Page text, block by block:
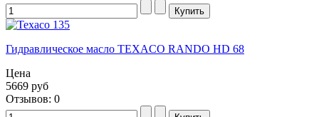
Гидравлическое масло TEXACO RANDO HD 68
Цена
5669 руб
Отзывов: 0